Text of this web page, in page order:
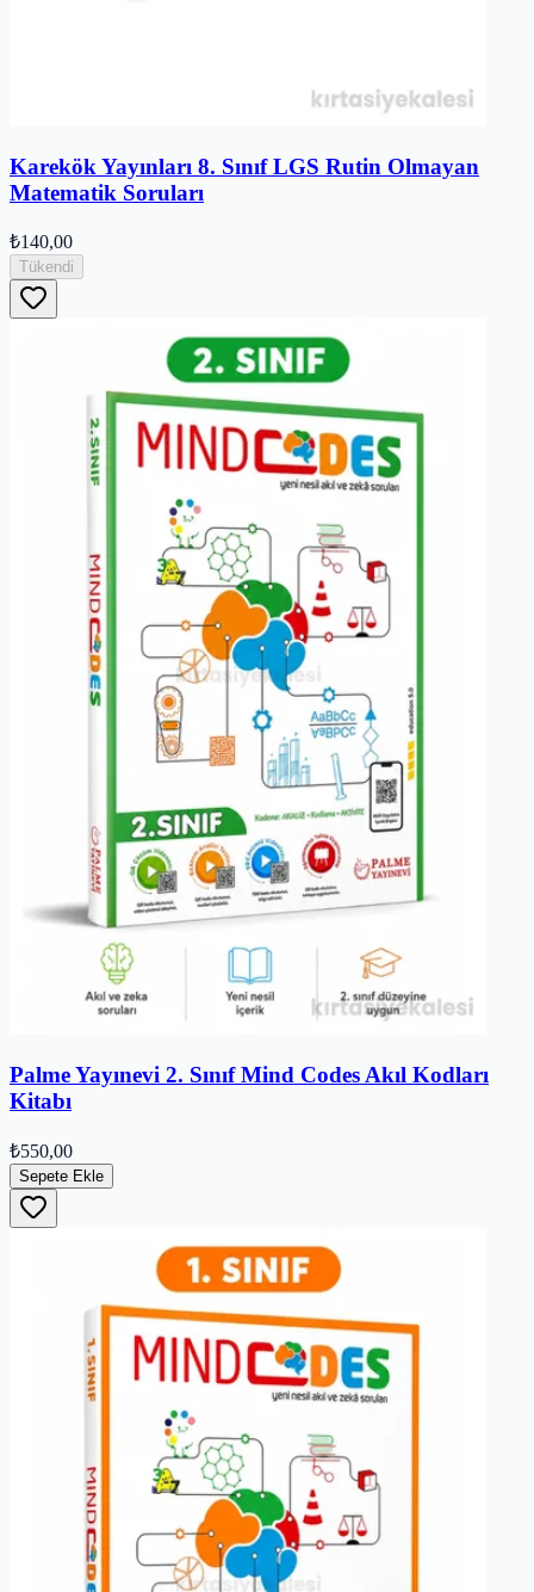
Karekök Yayınları 8. Sınıf LGS Rutin Olmayan
Matematik Soruları
₺140,00
Tükendi
Palme Yayınevi 2. Sınıf Mind Codes Akıl Kodları
Kitabı
₺550,00
Sepete Ekle